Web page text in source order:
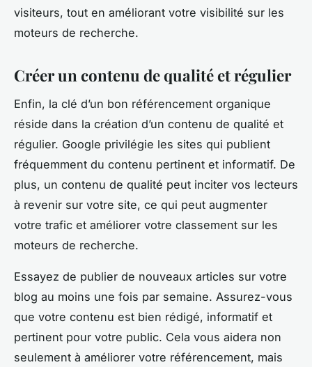
visiteurs, tout en améliorant votre visibilité sur les
moteurs de recherche.
Créer un contenu de qualité et régulier
Enfin, la clé d’un bon référencement organique
réside dans la création d’un contenu de qualité et
régulier. Google privilégie les sites qui publient
fréquemment du contenu pertinent et informatif. De
plus, un contenu de qualité peut inciter vos lecteurs
à revenir sur votre site, ce qui peut augmenter
votre trafic et améliorer votre classement sur les
moteurs de recherche.
Essayez de publier de nouveaux articles sur votre
blog au moins une fois par semaine. Assurez-vous
que votre contenu est bien rédigé, informatif et
pertinent pour votre public. Cela vous aidera non
seulement à améliorer votre référencement, mais